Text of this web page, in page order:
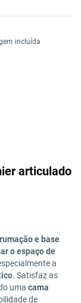
incluída
articulado
e base
o espaço de
a
. Satisfaz as
uma cama
de